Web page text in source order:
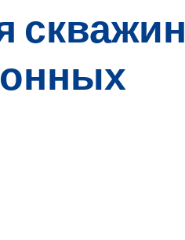
скважин